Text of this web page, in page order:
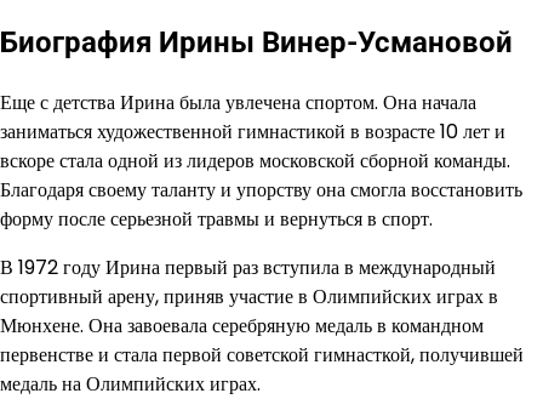
Биография Ирины Винер-Усмановой
Еще с детства Ирина была увлечена спортом. Она начала
заниматься художественной гимнастикой в возрасте 10 лет и
вскоре стала одной из лидеров московской сборной команды.
Благодаря своему таланту и упорству она смогла восстановить
форму после серьезной травмы и вернуться в спорт.
В 1972 году Ирина первый раз вступила в международный
спортивный арену, приняв участие в Олимпийских играх в
Мюнхене. Она завоевала серебряную медаль в командном
первенстве и стала первой советской гимнасткой, получившей
медаль на Олимпийских играх.